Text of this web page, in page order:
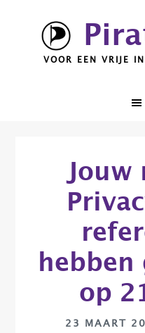
hoofdnavigatieVOOR EEN VRIJE
Jouw
hebben
op
23 MAART